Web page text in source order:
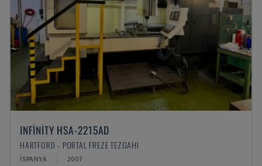
INFINITY HSA-2215AD
HARTFORD - PORTAL FREZE TEZGAHI
İSPANYA 2007